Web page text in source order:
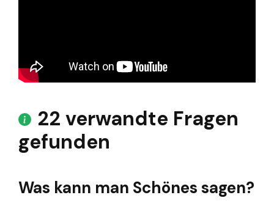
22 verwandte Fragen
gefunden
Was kann man Schönes sagen?